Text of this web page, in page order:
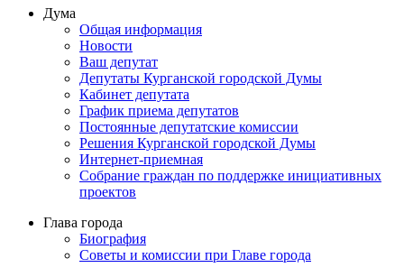
Дума
Общая информация
Новости
Ваш депутат
Депутаты Курганской городской Думы
Кабинет депутата
График приема депутатов
Постоянные депутатские комиссии
Решения Курганской городской Думы
Интернет-приемная
Собрание граждан по поддержке инициативных
проектов
Глава города
Биография
Советы и комиссии при Главе города